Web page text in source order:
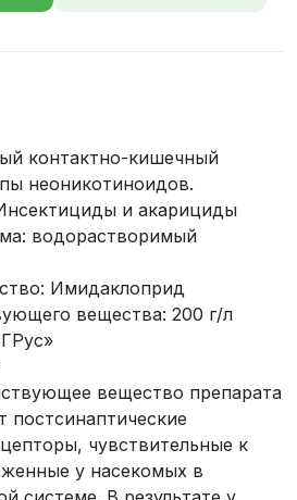
контактно-кишечный
неоникотиноидов.
и акарициды
водорастворимый
Имидаклоприд
вещества: 200 г/л
вещество препарата
чувствительные к
у насекомых в